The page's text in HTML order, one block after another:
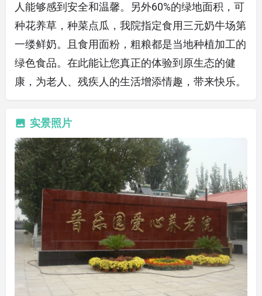
人能够感到安全和温馨。另外60%的绿地面积，可
种花养草，种菜点瓜，我院指定食用三元奶牛场第
一缕鲜奶。且食用面粉，粗粮都是当地种植加工的
绿色食品。在此能让您真正的体验到原生态的健
康，为老人、残疾人的生活增添情趣，带来快乐。
实景照片